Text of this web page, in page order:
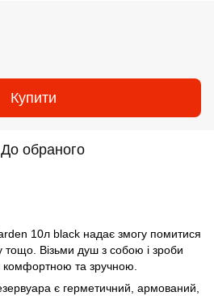
Купити
До обраного
10л black надає змогу помитися
тощо. Візьми душ з собою і зроби
та зручною.
є герметичний, армований,